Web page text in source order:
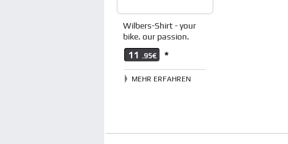
Wilbers-Shirt - your
bike. our passion.
11 .95€ *
MEHR ERFAHREN